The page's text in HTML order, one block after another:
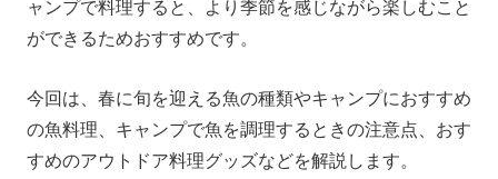
ャンプで料理すると、より季節を感じながら楽しむこと
ができるためおすすめです。
今回は、春に旬を迎える魚の種類やキャンプにおすすめ
の魚料理、キャンプで魚を調理するときの注意点、おす
すめのアウトドア料理グッズなどを解説します。